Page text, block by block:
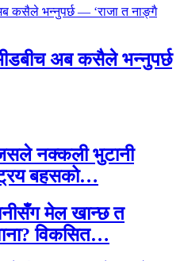
अब कसैले भन्नुपर्छ
नक्कली भुटानी
बहसको…
मेल खान्छ त
विकसित…